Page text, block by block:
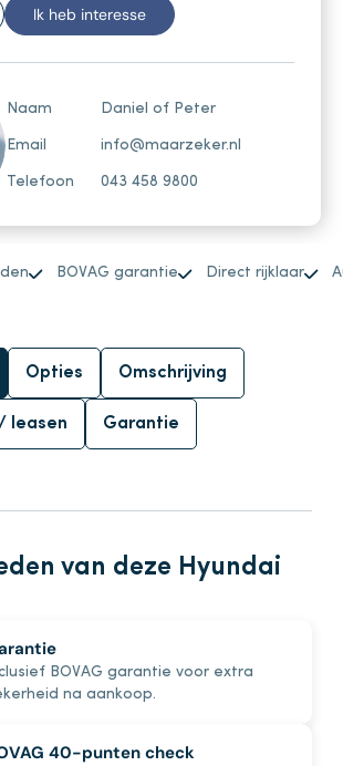
Ik heb interesse
Naam Daniel of Peter
Email info@maarzeker.nl
Telefoon 043 458 9800
BOVAG garantie Direct rijklaar
Opties Omschrijving
leasen Garantie
van deze Hyundai
BOVAG garantie voor extra
na aankoop.
40-punten check